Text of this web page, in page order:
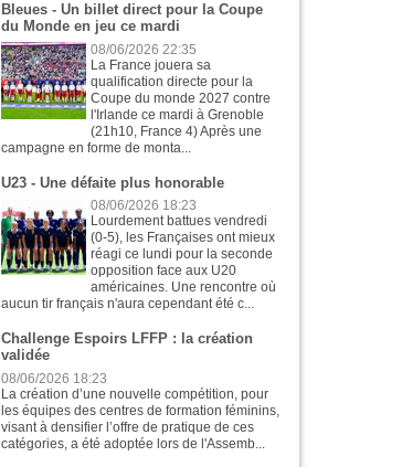
Bleues - Un billet direct pour la Coupe
du Monde en jeu ce mardi
08/06/2026 22:35
La France jouera sa
qualification directe pour la
Coupe du monde 2027 contre
l'Irlande ce mardi à Grenoble
(21h10, France 4) Après une
campagne en forme de monta...
U23 - Une défaite plus honorable
08/06/2026 18:23
Lourdement battues vendredi
(0-5), les Françaises ont mieux
réagi ce lundi pour la seconde
opposition face aux U20
américaines. Une rencontre où
aucun tir français n'aura cependant été c...
Challenge Espoirs LFFP : la création
validée
08/06/2026 18:23
La création d’une nouvelle compétition, pour
les équipes des centres de formation féminins,
visant à densifier l’offre de pratique de ces
catégories, a été adoptée lors de l'Assemb...